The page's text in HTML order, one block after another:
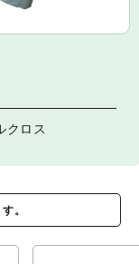
クロス
。